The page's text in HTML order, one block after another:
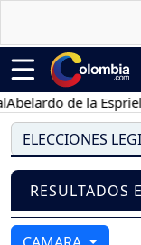
de la Espriella
ELECCIONES
RESULTADOS